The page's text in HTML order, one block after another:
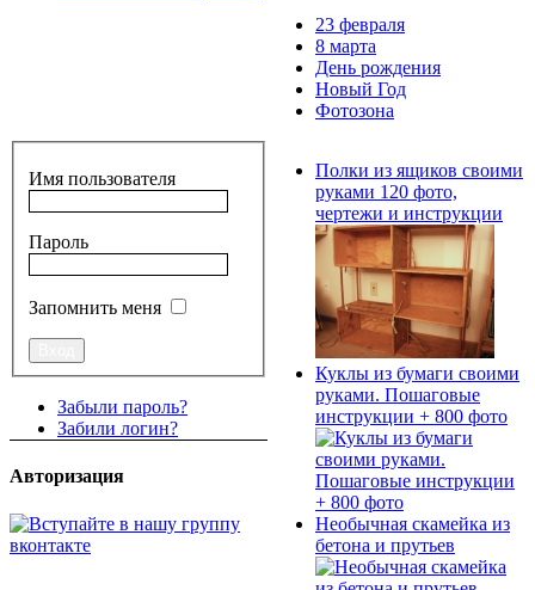
23 февраля
8 марта
День рождения
Новый Год
Фотозона
Имя пользователя
Пароль
Запомнить меня
Забыли пароль?
Забили логин?
Авторизация
Полки из ящиков своими
руками 120 фото,
чертежи и инструкции
Куклы из бумаги своими
руками. Пошаговые
инструкции + 800 фото
Необычная скамейка из
бетона и прутьев